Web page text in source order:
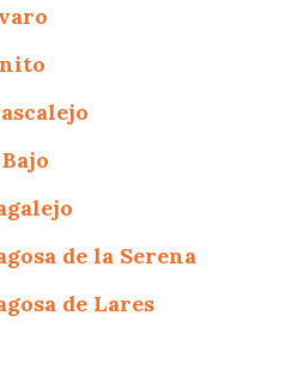
de la Serena
de Lares